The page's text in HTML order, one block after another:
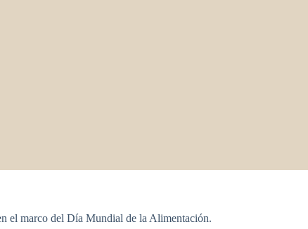
el marco del Día Mundial de la Alimentación.